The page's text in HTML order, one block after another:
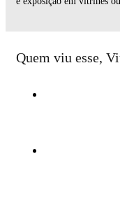
Quem viu esse,